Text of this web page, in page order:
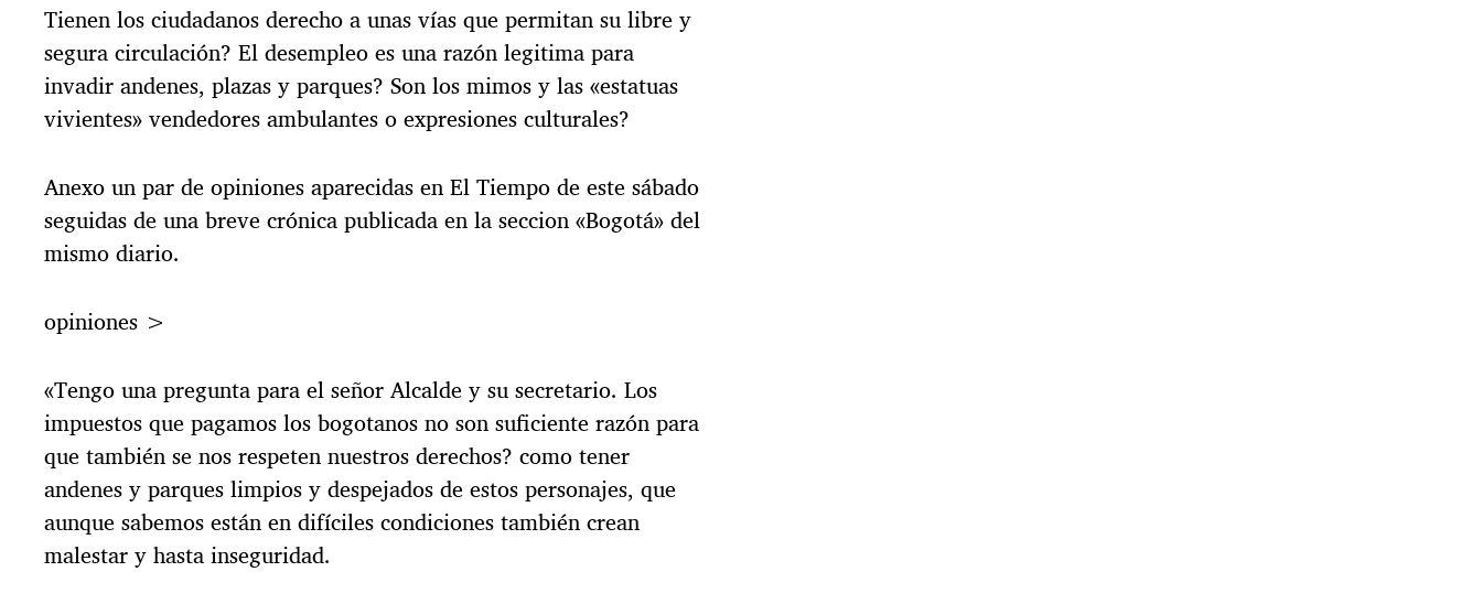
Tienen los ciudadanos derecho a unas vías que permitan su libre y
segura circulación? El desempleo es una razón legitima para
invadir andenes, plazas y parques? Son los mimos y las «estatuas
vivientes» vendedores ambulantes o expresiones culturales?
Anexo un par de opiniones aparecidas en El Tiempo de este sábado
seguidas de una breve crónica publicada en la seccion «Bogotá» del
mismo diario.
opiniones >
«Tengo una pregunta para el señor Alcalde y su secretario. Los
impuestos que pagamos los bogotanos no son suficiente razón para
que también se nos respeten nuestros derechos? como tener
andenes y parques limpios y despejados de estos personajes, que
aunque sabemos están en difíciles condiciones también crean
malestar y hasta inseguridad.